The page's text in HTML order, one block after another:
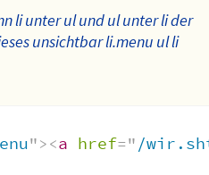
li unter ul und ul unter li der
unsichtbar li.menu ul li
"><a href=" /